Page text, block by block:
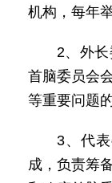
机构，每年
2、外
首脑委员会
等重要问题
3、代
成，负责筹